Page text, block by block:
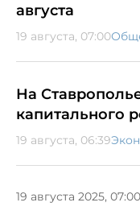
августа
19 августа, 07:00
На
капитального
19 августа, 06:39
19 августа 2025, 07:00